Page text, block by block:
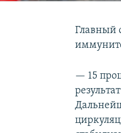
Главный
— 15